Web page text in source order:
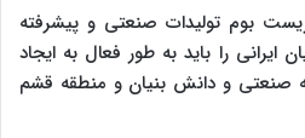
بوم تولیدات صنعتی و پیشرفته
را باید به طور فعال به ایجاد
صنعتی و دانش بنیان و منطقه قشم